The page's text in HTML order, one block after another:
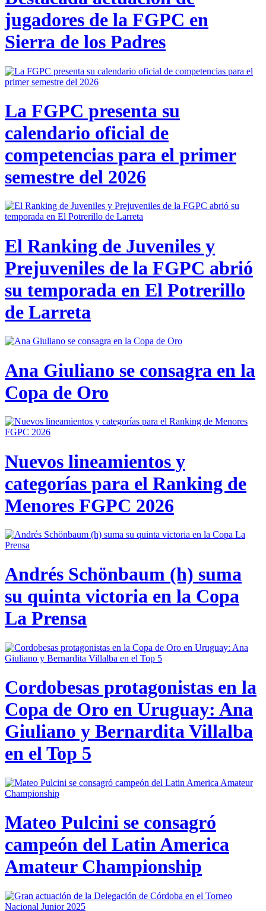
jugadores de la FGPC en
Sierra de los Padres
La FGPC presenta su
calendario oficial de
competencias para el primer
semestre del 2026
El Ranking de Juveniles y
Prejuveniles de la FGPC abrió
su temporada en El Potrerillo
de Larreta
Ana Giuliano se consagra en la
Copa de Oro
Nuevos lineamientos y
categorías para el Ranking de
Menores FGPC 2026
Andrés Schönbaum (h) suma
su quinta victoria en la Copa
La Prensa
Cordobesas protagonistas en la
Copa de Oro en Uruguay: Ana
Giuliano y Bernardita Villalba
en el Top 5
Mateo Pulcini se consagró
campeón del Latin America
Amateur Championship